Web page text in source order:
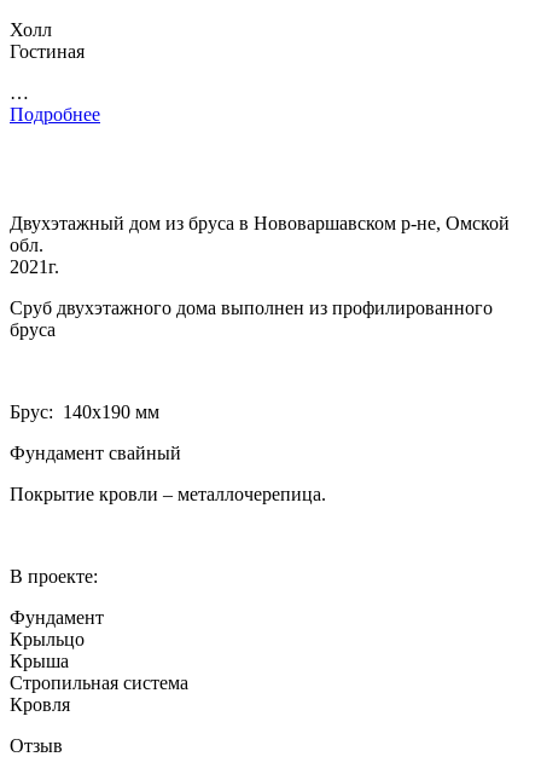
Холл
Гостиная
…
Подробнее
Двухэтажный дом из бруса в Нововаршавском р-не, Омской
обл.
2021г.
Сруб двухэтажного дома выполнен из профилированного
бруса
Брус: 140­х190 мм
Фундамент свайный
Покрытие кровли – металлочерепица.
В проекте:
Фундамент
Крыльцо
Крыша
Стропильная система
Кровля
Отзыв